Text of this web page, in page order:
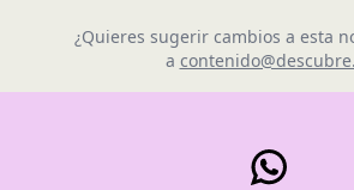
¿Quieres sugerir cambios a esta
a